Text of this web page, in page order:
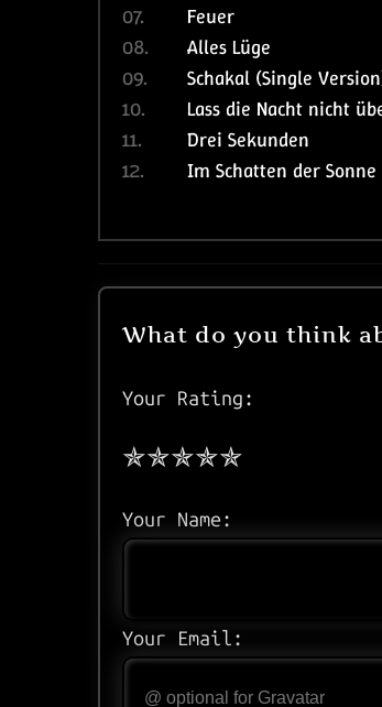
07.
Feuer
08.
Alles Lüge
09.
Schakal (Single
10.
Lass die Nacht nicht
11.
Drei Sekunden
12.
Im Schatten der Sonne
What do you think
Your Rating:
Your Name:
Your Email: